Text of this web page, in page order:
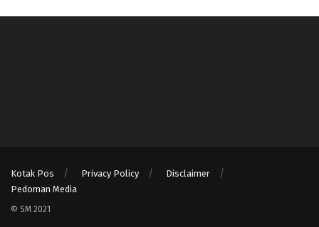
Kotak Pos Privacy Policy
Disclaimer
Pedoman Media
© SM 2021